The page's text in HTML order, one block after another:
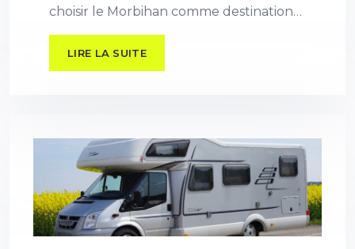
choisir le Morbihan comme destination…
LIRE LA SUITE